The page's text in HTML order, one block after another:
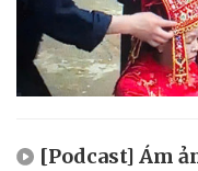
[Podcast] Ám